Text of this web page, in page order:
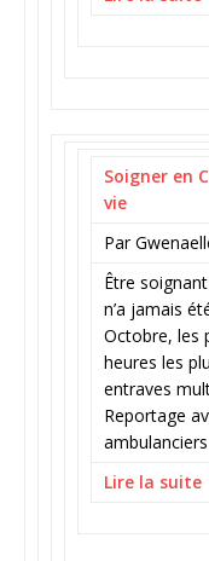
Soigner en
vie
Par
Être
n’a jamais
Octobre, les
heures les
entraves
Reportage
Lire la suite